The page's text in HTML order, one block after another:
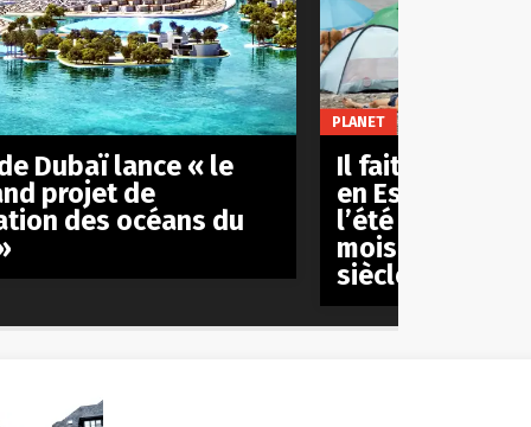
Dubaï lance « le
projet de
des océans du
PLANET
Il fait de plus
en Espagne à
l’été s’est
mois en
siècle